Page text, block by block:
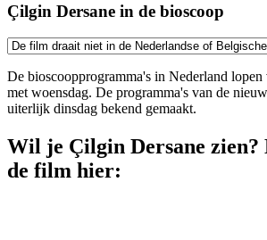
Çilgin Dersane in de bioscoop
De bioscoopprogramma's in Nederland lopen
met woensdag. De programma's van de
uiterlijk dinsdag bekend gemaakt.
Wil je Çilgin Dersane
de film hier: